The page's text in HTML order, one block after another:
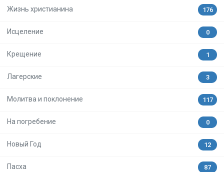
Жизнь христианина 176
Исцеление 0
Крещение 1
Лагерские 3
Молитва и поклонение 117
На погребение 0
Новый Год 12
Пасха 87